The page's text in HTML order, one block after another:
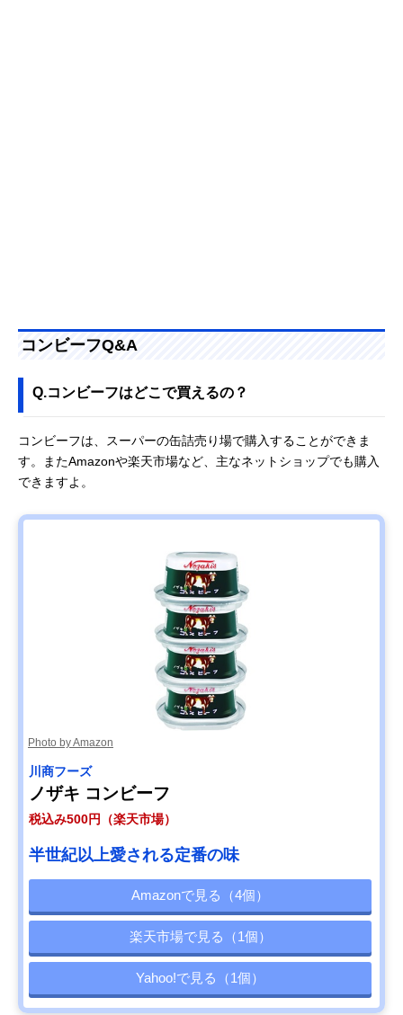
コンビーフQ&A
Q.コンビーフはどこで買えるの？
コンビーフは、スーパーの缶詰売り場で購入することができま
す。またAmazonや楽天市場など、主なネットショップでも購入
できますよ。
Photo by Amazon
川商フーズ
ノザキ コンビーフ
税込み500円（楽天市場）
半世紀以上愛される定番の味
Amazonで見る（4個）
楽天市場で見る（1個）
Yahoo!で見る（1個）